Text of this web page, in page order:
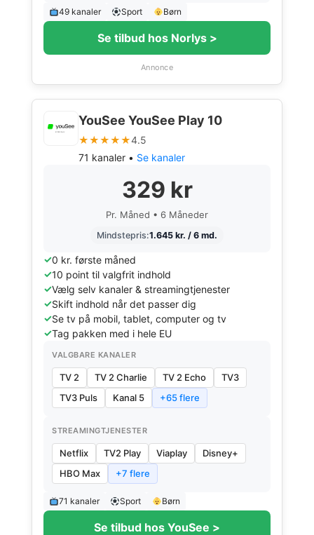
49 kanaler Sport Børn
Se tilbud hos Norlys >
Annonce
YouSee YouSee Play 10
★★★★★4.5
71 kanaler • Se kanaler
329 kr
Pr. Måned • 6 Måneder
Mindstepris:1.645 kr. / 6 md.
0 kr. første måned
10 point til valgfrit indhold
Vælg selv kanaler & streamingtjenester
Skift indhold når det passer dig
Se tv på mobil, tablet, computer og tv
Tag pakken med i hele EU
VALGBARE KANALER
TV 2 TV 2 Charlie TV 2 Echo
TV3
TV3 Puls
Kanal 5 +65 flere
STREAMINGTJENESTER
Netflix TV2 Play Viaplay
Disney+
HBO Max
+7 flere
71 kanaler Sport Børn
Se tilbud hos YouSee >